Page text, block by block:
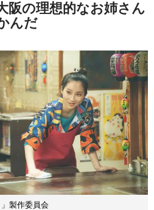
阪の理想的なお姉さん
んだ
製作委員会